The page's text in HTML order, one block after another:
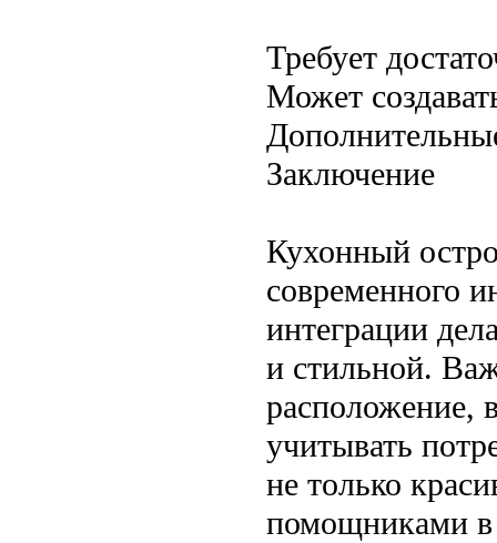
Требует
Может
Заключение
Кухонный
современного
интеграции
и стильной.
расположение,
учитывать
не только
помощниками в